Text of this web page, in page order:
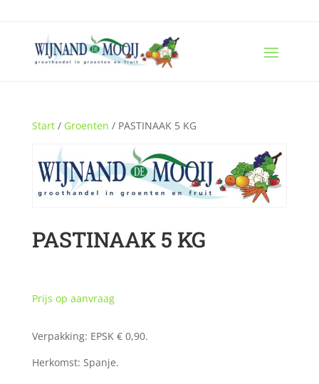
Start/ Groenten / PASTINAAK 5 KG
PASTINAAK 5 KG
Prijs op aanvraag
Verpakking: EPSK € 0,90.
Herkomst: Spanje.